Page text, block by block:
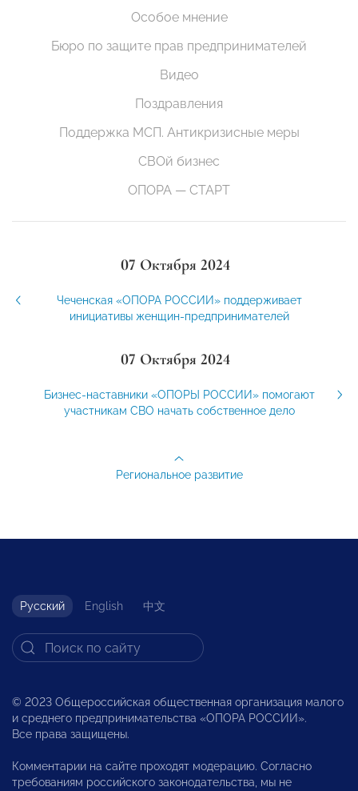
Особое мнение
Бюро по защите прав предпринимателей
Видео
Поздравления
Поддержка МСП. Антикризисные меры
СВОй бизнес
ОПОРА — СТАРТ
07 Октября 2024
Чеченская «ОПОРА РОССИИ» поддерживает
инициативы женщин-предпринимателей
07 Октября 2024
Бизнес-наставники «ОПОРЫ РОССИИ» помогают
участникам СВО начать собственное дело
Региональное развитие
Русский English 中文
© 2023 Общероссийская общественная организация малого
и среднего предпринимательства «ОПОРА РОССИИ».
Все права защищены.
Комментарии на сайте проходят модерацию. Согласно
требованиям российского законодательства, мы не